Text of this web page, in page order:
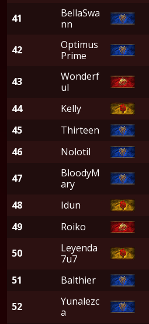
41
BellaSwa
nn
42
Optimus
Prime
43
Wonderf
ul
44 Kelly
45
Thirteen
46
Nolotil
47
BloodyM
ary
48 Idun
49
Roiko
50
Leyenda
7u7
51 Balthier
52
Yunalezc
a